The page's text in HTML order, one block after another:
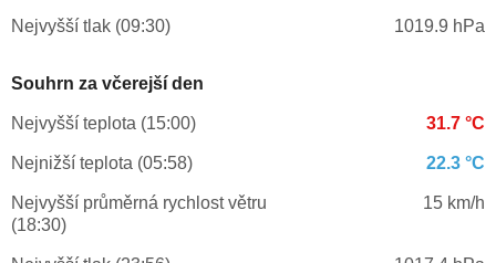
Nejvyšší tlak (09:30) 1019.9 hPa
Souhrn za včerejší den
Nejvyšší teplota (15:00) 31.7 °C
Nejnižší teplota (05:58) 22.3 °C
Nejvyšší průměrná rychlost větru
(18:30)
15 km/h